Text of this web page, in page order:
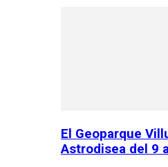
El Geoparque
Astrodisea del 9